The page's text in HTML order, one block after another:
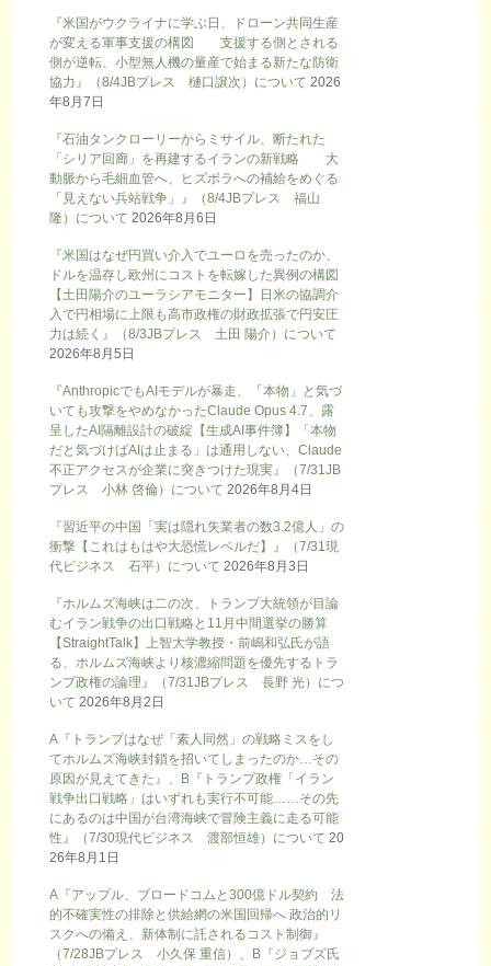
『米国がウクライナに学ぶ日、ドローン共同生産
が変える軍事支援の構図 支援する側とされる
側が逆転、小型無人機の量産で始まる新たな防衛
協力』（8/4JBプレス 樋口譲次）について 2026
年8月7日
『石油タンクローリーからミサイル、断たれた
「シリア回廊」を再建するイランの新戦略 大
動脈から毛細血管へ、ヒズボラへの補給をめぐる
「見えない兵站戦争」』（8/4JBプレス 福山
隆）について 2026年8月6日
『米国はなぜ円買い介入でユーロを売ったのか、
ドルを温存し欧州にコストを転嫁した異例の構図
【土田陽介のユーラシアモニター】日米の協調介
入で円相場に上限も高市政権の財政拡張で円安圧
力は続く』（8/3JBプレス 土田 陽介）について
2026年8月5日
『AnthropicでもAIモデルが暴走、「本物」と気づ
いても攻撃をやめなかったClaude Opus 4.7、露
呈したAI隔離設計の破綻【生成AI事件簿】「本物
だと気づけばAIは止まる」は通用しない、Claude
不正アクセスが企業に突きつけた現実』（7/31JB
プレス 小林 啓倫）について 2026年8月4日
『習近平の中国「実は隠れ失業者の数3.2億人」の
衝撃【これはもはや大恐慌レベルだ】』（7/31現
代ビジネス 石平）について 2026年8月3日
『ホルムズ海峡は二の次、トランプ大統領が目論
むイラン戦争の出口戦略と11月中間選挙の勝算
【StraightTalk】上智大学教授・前嶋和弘氏が語
る、ホルムズ海峡より核濃縮問題を優先するトラ
ンプ政権の論理』（7/31JBプレス 長野 光）につ
いて 2026年8月2日
A『トランプはなぜ「素人同然」の戦略ミスをし
てホルムズ海峡封鎖を招いてしまったのか…その
原因が見えてきた』、B『トランプ政権「イラン
戦争出口戦略」はいずれも実行不可能……その先
にあるのは中国が台湾海峡で冒険主義に走る可能
性』（7/30現代ビジネス 渡部恒雄）について 20
26年8月1日
A『アップル、ブロードコムと300億ドル契約 法
的不確実性の排除と供給網の米国回帰へ 政治的リ
スクへの備え、新体制に託されるコスト制御』
（7/28JBプレス 小久保 重信）、B『ジョブズ氏